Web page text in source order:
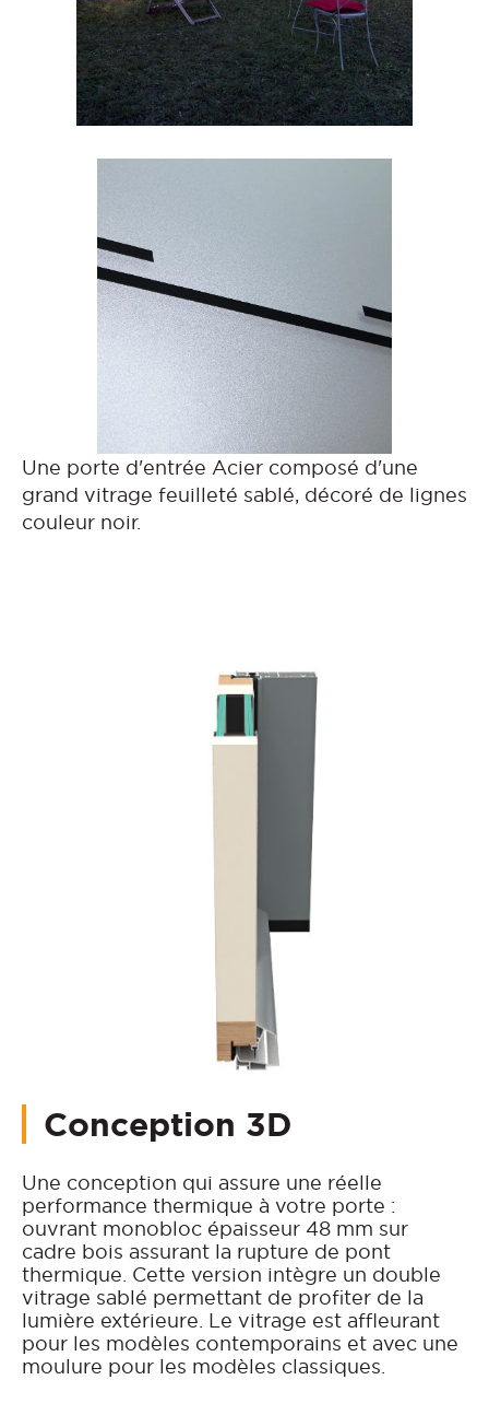
Une porte d'entrée Acier composé d'une
grand vitrage feuilleté sablé, décoré de lignes
couleur noir.
Conception 3D
Une conception qui assure une réelle
performance thermique à votre porte :
ouvrant monobloc épaisseur 48 mm sur
cadre bois assurant la rupture de pont
thermique. Cette version intègre un double
vitrage sablé permettant de profiter de la
lumière extérieure. Le vitrage est affleurant
pour les modèles contemporains et avec une
moulure pour les modèles classiques.